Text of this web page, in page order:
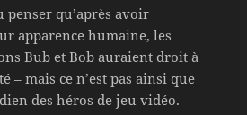
penser qu’après avoir
apparence humaine, les
Bub et Bob auraient droit à
– mais ce n’est pas ainsi que
des héros de jeu vidéo.